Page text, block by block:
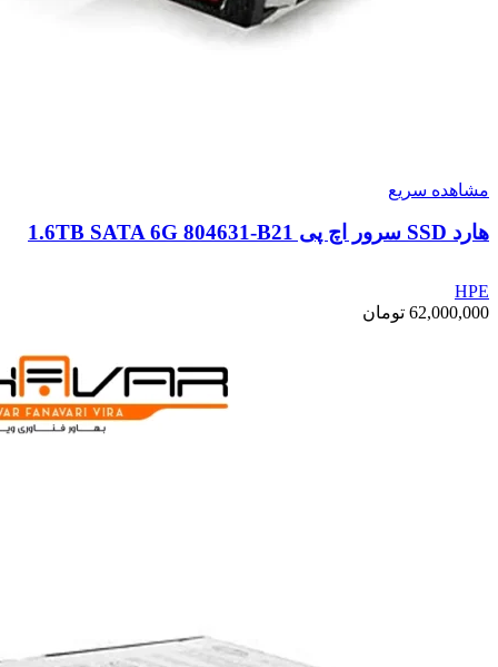
مشاهده سریع
هارد SSD سرور اچ پی 1.6TB SATA 6G 804631-B21
HPE
62,000,000 تومان